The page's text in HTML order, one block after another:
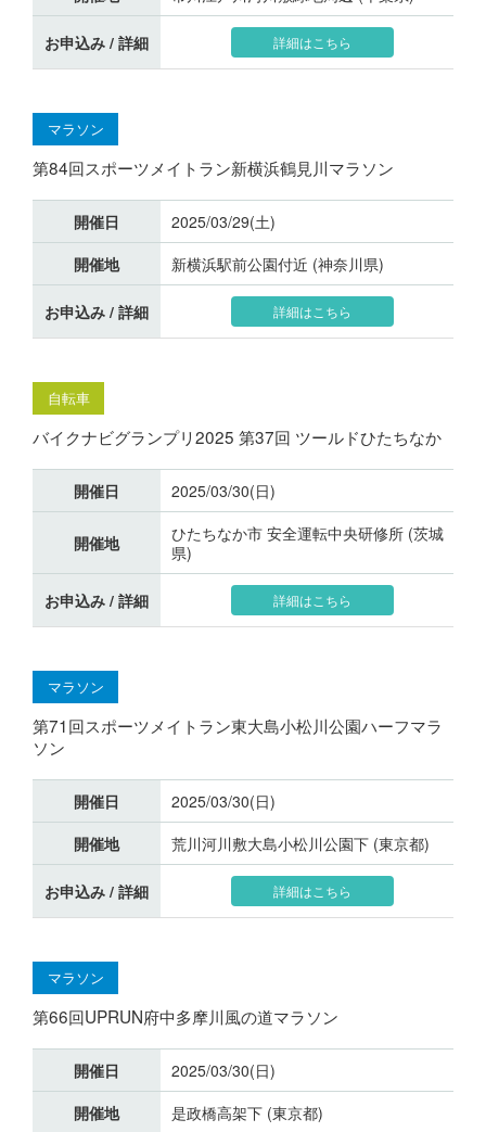
お申込み / 詳細 詳細はこちら
マラソン
第84回スポーツメイトラン新横浜鶴見川マラソン
開催日
2025/03/29(土)
開催地
新横浜駅前公園付近 (神奈川県)
お申込み / 詳細 詳細はこちら
自転車
バイクナビグランプリ2025 第37回 ツールドひたちなか
開催日 2025/03/30(日)
開催地
ひたちなか市 安全運転中央研修所 (茨城
県)
お申込み / 詳細 詳細はこちら
マラソン
第71回スポーツメイトラン東大島小松川公園ハーフマラ
ソン
開催日
2025/03/30(日)
開催地
荒川河川敷大島小松川公園下 (東京都)
お申込み / 詳細 詳細はこちら
マラソン
第66回UPRUN府中多摩川風の道マラソン
開催日
2025/03/30(日)
開催地
是政橋高架下 (東京都)